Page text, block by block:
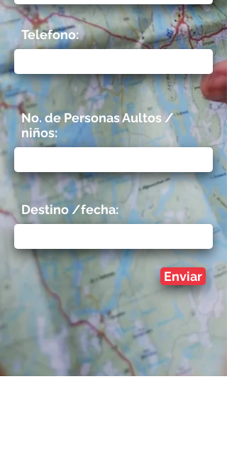
Telefono:
No. de Personas Aultos /
niños:
Destino /fecha:
Enviar